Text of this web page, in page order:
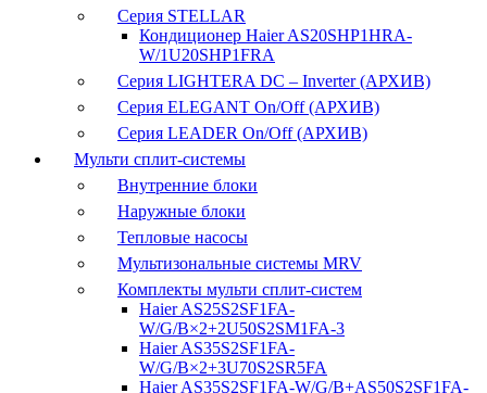
Серия STELLAR
Кондиционер Haier AS20SHP1HRA-
W/1U20SHP1FRA
Серия LIGHTERA DC – Inverter (АРХИВ)
Серия ELEGANT On/Off (АРХИВ)
Серия LEADER On/Off (АРХИВ)
Мульти сплит-системы
Внутренние блоки
Наружные блоки
Тепловые насосы
Мультизональные системы MRV
Комплекты мульти сплит-систем
Haier AS25S2SF1FA-
W/G/B×2+2U50S2SM1FA-3
Haier AS35S2SF1FA-
W/G/B×2+3U70S2SR5FA
Haier AS35S2SF1FA-W/G/B+AS50S2SF1FA-